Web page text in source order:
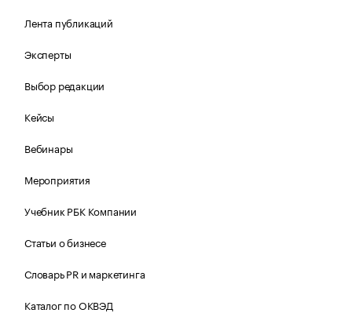
Лента публикаций
Эксперты
Выбор редакции
Кейсы
Вебинары
Мероприятия
Учебник РБК Компании
Статьи о бизнесе
Словарь PR и маркетинга
Каталог по ОКВЭД